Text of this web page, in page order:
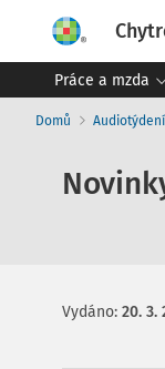
Práce a mzda
Domů
Vydáno: 20. 3.